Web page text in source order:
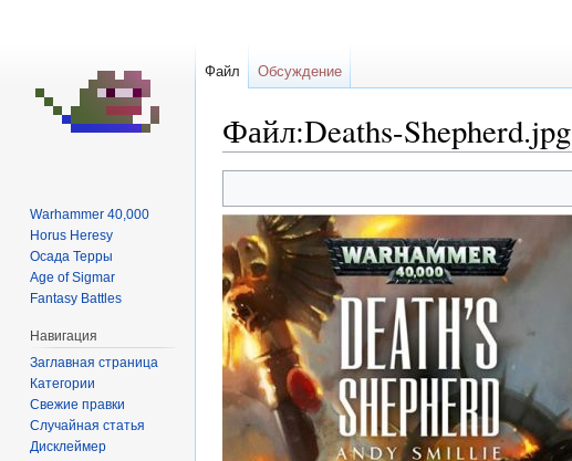
Файл:Deaths-Shepherd.jpg
к
навигации
к
поиску
Файл Обсуждение
Warhammer 40,000
Horus Heresy
Осада Терры
Age of Sigmar
Fantasy Battles
Навигация
Заглавная страница
Категории
Свежие правки
Случайная статья
Дисклеймер